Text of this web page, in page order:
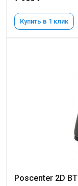
Купить в 1 клик
Poscenter 2D BT